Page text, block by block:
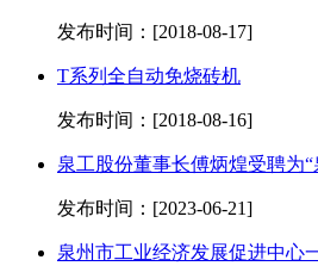
发布时间：[2018-08-17]
T系列全自动免烧砖机
发布时间：[2018-08-16]
泉工股份董事长傅炳煌受聘为
发布时间：[2023-06-21]
泉州市工业经济发展促进中心